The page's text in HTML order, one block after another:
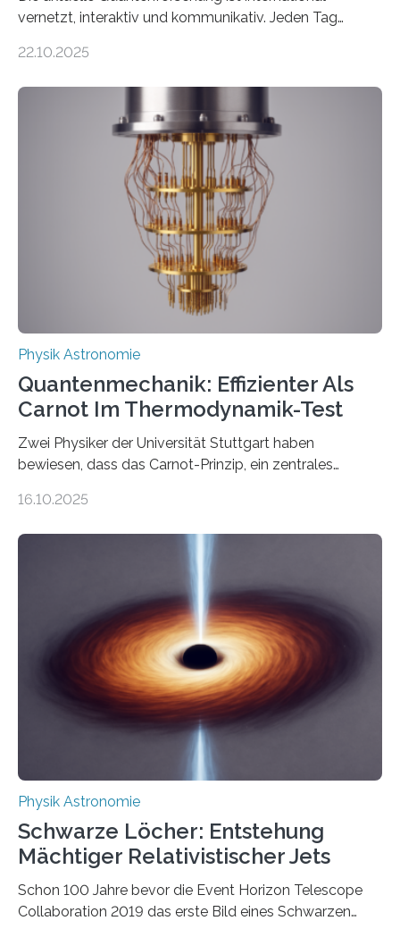
vernetzt, interaktiv und kommunikativ. Jeden Tag
oft von Autor*innen, die eng zusammenarbeiten. Neue
werden schnell weiterentwickelt. Dies ist der Alltag in
der Forschung der Quantentheorie, die dieses Jahr 100
Jahre alt geworden ist, weshalb die UNESCO 2025 zum
Internationalen Jahr der Quantenwissenschaft und -
technologie ausgerufen hat. Doch nun hat eine
internationale Forschungsgruppe um den
22.10.2025
Physik Astronomie
Quantenmechanik: Effizienter Als
Carnot Im Thermodynamik-Test
Zwei Physiker der Universität Stuttgart haben
bewiesen, dass das Carnot-Prinzip, ein zentrales
Größenordnung von Atomen gilt, deren physikalische
Quantenmotoren voranbringen. Das
Wissenschaftsjournal Science Advances veröffentlichte
die Herleitung. (DOI: 10.1126/sciadv.adw8462)
Verbrennungsmotoren oder Dampfturbinen sind
Wärmekraftmaschinen: Sie wandeln thermische
Energie in mechanische Bewegung um – oder anders
ausgedrückt, Wärme in Bewegung. In
quantenmechanischen Experimenten ist es in den…
16.10.2025
Physik Astronomie
Schwarze Löcher: Entstehung
Mächtiger Relativistischer Jets
Schon 100 Jahre bevor die Event Horizon Telescope
Collaboration 2019 das erste Bild eines Schwarzen